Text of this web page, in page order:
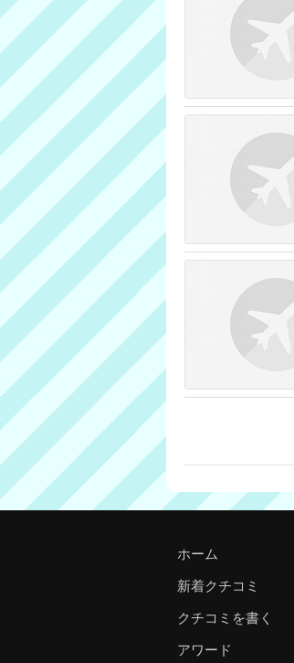
ホーム
新着クチコミ
クチコミを書く
アワード